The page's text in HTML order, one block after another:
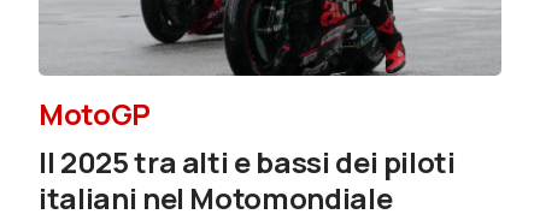
MotoGP
Il 2025 tra alti e bassi dei piloti
italiani nel Motomondiale